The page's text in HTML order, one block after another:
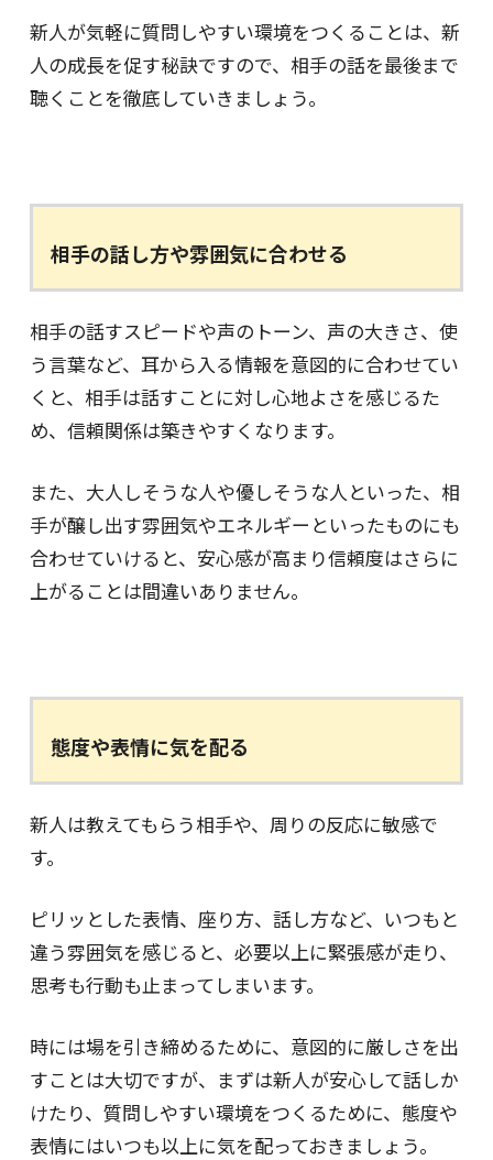
新人が気軽に質問しやすい環境をつくることは、新
人の成長を促す秘訣ですので、相手の話を最後まで
聴くことを徹底していきましょう。
相手の話し方や雰囲気に合わせる
相手の話すスピードや声のトーン、声の大きさ、使
う言葉など、耳から入る情報を意図的に合わせてい
くと、相手は話すことに対し心地よさを感じるた
め、信頼関係は築きやすくなります。
また、大人しそうな人や優しそうな人といった、相
手が醸し出す雰囲気やエネルギーといったものにも
合わせていけると、安心感が高まり信頼度はさらに
上がることは間違いありません。
態度や表情に気を配る
新人は教えてもらう相手や、周りの反応に敏感で
す。
ピリッとした表情、座り方、話し方など、いつもと
違う雰囲気を感じると、必要以上に緊張感が走り、
思考も行動も止まってしまいます。
時には場を引き締めるために、意図的に厳しさを出
すことは大切ですが、まずは新人が安心して話しか
けたり、質問しやすい環境をつくるために、態度や
表情にはいつも以上に気を配っておきましょう。